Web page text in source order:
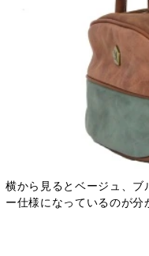
横から見るとベージュ、ブ
ー仕様になっているのが分